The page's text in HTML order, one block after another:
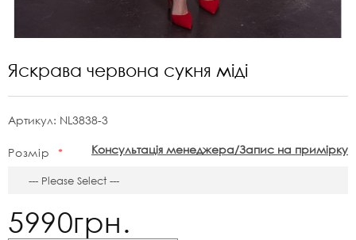
Яскрава червона сукня міді
Артикул: NL3838-3
Консультація менеджера/Запис на примірку
Розмір
5990грн.